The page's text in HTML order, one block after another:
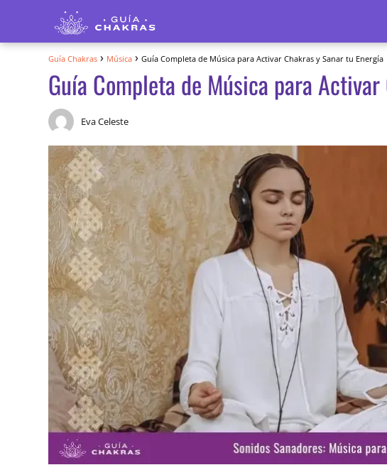
Guía Chakras Música Guía Completa de Música para Activar Chakras y Sanar tu Energía
Guía Completa de Música para
Eva Celeste